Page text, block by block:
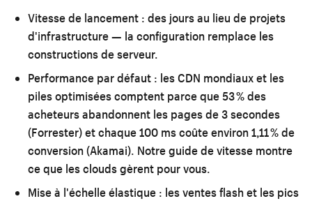
Vitesse de lancement : des jours au lieu de projets
d'infrastructure — la configuration remplace les
constructions de serveur.
Performance par défaut : les CDN mondiaux et les
piles optimisées comptent parce que 53 % des
acheteurs abandonnent les pages de 3 secondes
(Forrester) et chaque 100 ms coûte environ 1,11 % de
conversion (Akamai). Notreguide de vitesse montre
ce que les clouds gèrent pour vous.
Mise à l'échelle élastique : les ventes flash et les pics